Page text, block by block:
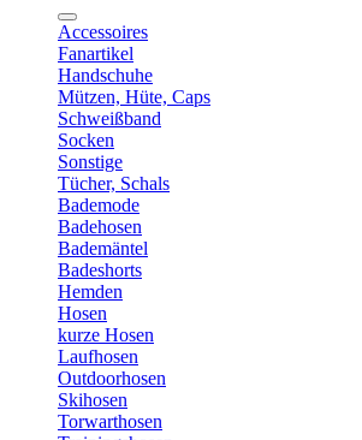
Accessoires
Fanartikel
Handschuhe
Mützen, Hüte, Caps
Schweißband
Socken
Sonstige
Tücher, Schals
Bademode
Badehosen
Bademäntel
Badeshorts
Hemden
Hosen
kurze Hosen
Laufhosen
Outdoorhosen
Skihosen
Torwarthosen